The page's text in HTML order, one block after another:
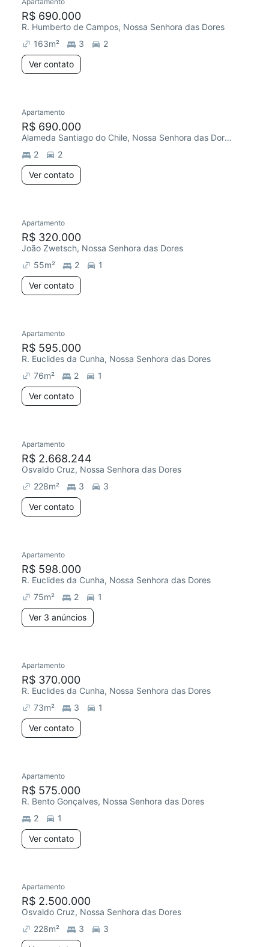
Chegou este mês
R$ 690.000
R. Humberto de Campos, Nossa Senhora das Dores
163m² 3
2
Ver contato
Redecorar
Apartamento
R$ 690.000
Alameda Santiago do Chile, Nossa Senhora das Dores
2
2
Ver contato
Chegou este mês
Apartamento
R$ 320.000
João Zwetsch, Nossa Senhora das Dores
55m² 2
1
Ver contato
Chegou este mês
Apartamento
R$ 595.000
R. Euclides da Cunha, Nossa Senhora das Dores
76m² 2
1
Ver contato
Redecorar
Apartamento
R$ 2.668.244
Osvaldo Cruz, Nossa Senhora das Dores
228m² 3
3
Ver contato
Apartamento
R$ 598.000
R. Euclides da Cunha, Nossa Senhora das Dores
75m² 2
1
Ver 3 anúncios
Apartamento
R$ 370.000
R. Euclides da Cunha, Nossa Senhora das Dores
73m² 3
1
Ver contato
Apartamento
R$ 575.000
R. Bento Gonçalves, Nossa Senhora das Dores
2
1
Ver contato
Apartamento
R$ 2.500.000
Osvaldo Cruz, Nossa Senhora das Dores
228m² 3
3